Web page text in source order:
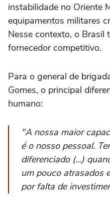
instabilidade no Oriente
equipamentos militares
Nesse contexto, o Brasil
fornecedor competitivo.
Para o general de
Gomes, o principal
humano:
"A nossa maior
é o nosso pessoal.
diferenciado (...)
um pouco atrasados
por falta de